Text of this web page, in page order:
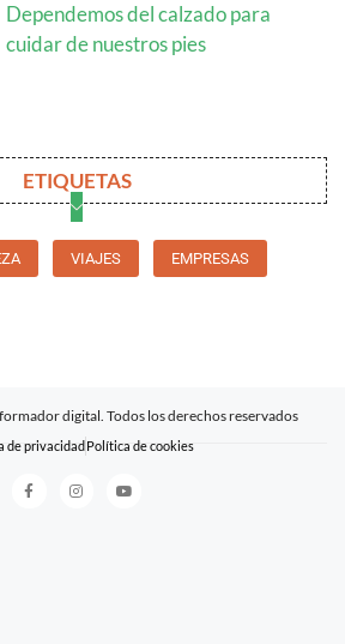
Dependemos del calzado para
cuidar de nuestros pies
ETIQUETAS
VIAJES EMPRESAS
digital. Todos los derechos reservados
de privacidad Política de cookies